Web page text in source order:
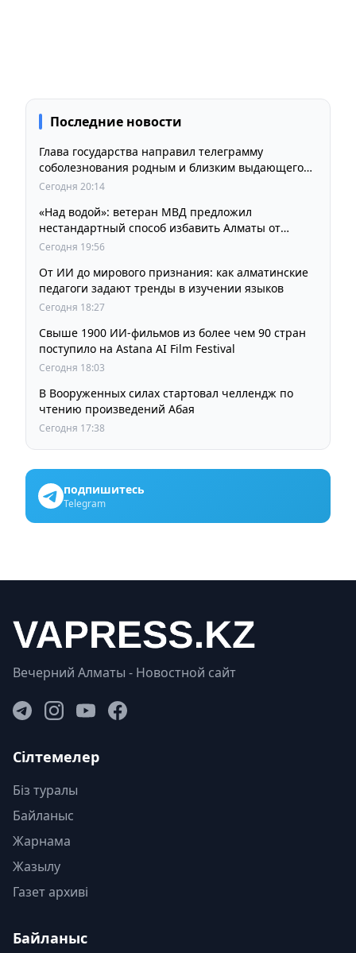
Последние новости
Глава государства направил телеграмму
соболезнования родным и близким выдающегося
кинорежиссера Ардака Амиркулова
Сегодня 20:14
«Над водой»: ветеран МВД предложил
нестандартный способ избавить Алматы от
пробок и смога
Сегодня 19:56
От ИИ до мирового признания: как алматинские
педагоги задают тренды в изучении языков
Сегодня 18:27
Свыше 1900 ИИ-фильмов из более чем 90 стран
поступило на Astana AI Film Festival
Сегодня 18:03
В Вооруженных силах стартовал челлендж по
чтению произведений Абая
Сегодня 17:38
подпишитесь
Telegram
Вечерний Алматы - Новостной сайт
Сілтемелер
Біз туралы
Байланыс
Жарнама
Жазылу
Газет архиві
Байланыс